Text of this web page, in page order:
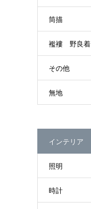
筒描
襤褸 野良着
その他
無地
インテリア
照明
時計